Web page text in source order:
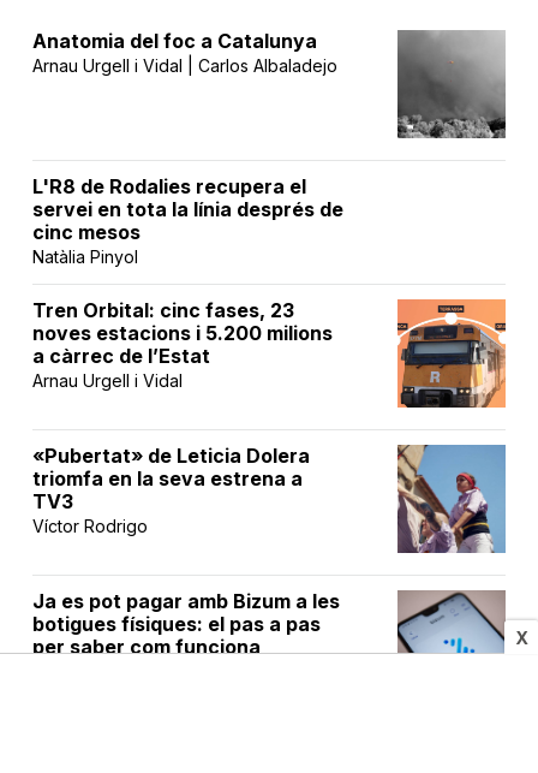
X
Anatomia del foc a Catalunya
Arnau Urgell i Vidal | Carlos Albaladejo
L'R8 de Rodalies recupera el
servei en tota la línia després de
cinc mesos
Natàlia Pinyol
Tren Orbital: cinc fases, 23
noves estacions i 5.200 milions
a càrrec de l’Estat
Arnau Urgell i Vidal
«Pubertat» de Leticia Dolera
triomfa en la seva estrena a
TV3
Víctor Rodrigo
Ja es pot pagar amb Bizum a les
botigues físiques: el pas a pas
per saber com funciona